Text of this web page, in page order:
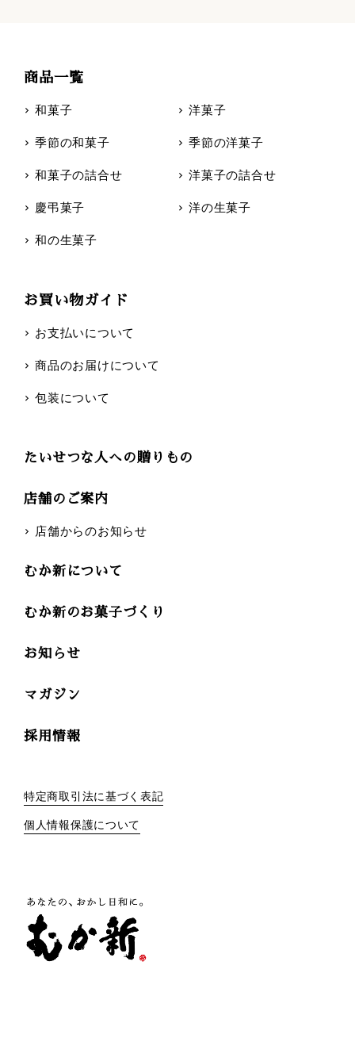
お買い物ガイド
お支払いについて
商品のお届けについて
包装について
たいせつな人への贈りもの
店舗のご案内
店舗からのお知らせ
商品一覧
和菓子 洋菓子
季節の和菓子 季節の洋菓子
和菓子の詰合せ 洋菓子の詰合せ
慶弔菓子 洋の生菓子
和の生菓子
むか新について
むか新のお菓子づくり
お知らせ
マガジン
採用情報
特定商取引法に基づく表記
個人情報保護について